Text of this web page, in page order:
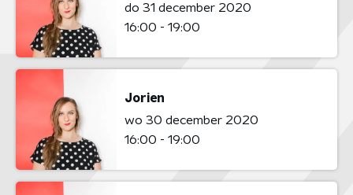
do 31 december 2020
16:00 - 19:00
Jorien
wo 30 december 2020
16:00 - 19:00